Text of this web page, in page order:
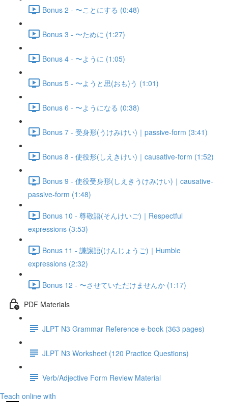
Bonus 2 - 〜ことにする (0:48)
Bonus 3 - 〜ために (1:27)
Bonus 4 - 〜ように (1:05)
Bonus 5 - 〜ようと思(おも)う (1:01)
Bonus 6 - 〜ようになる (0:38)
Bonus 7 - 受身形(うけみけい)｜passive-form (3:41)
Bonus 8 - 使役形(しえきけい)｜causative-form (1:52)
Bonus 9 - 使役受身形(しえきうけみけい)｜causative-
passive-form (1:48)
Bonus 10 - 尊敬語(そんけいご)｜Respectful
expressions (3:53)
Bonus 11 - 謙譲語(けんじょうご)｜Humble
expressions (2:32)
Bonus 12 - 〜させていただけませんか (1:17)
PDF Materials
JLPT N3 Grammar Reference e-book (363 pages)
JLPT N3 Worksheet (120 Practice Questions)
Verb/Adjective Form Review Material
Teach online with